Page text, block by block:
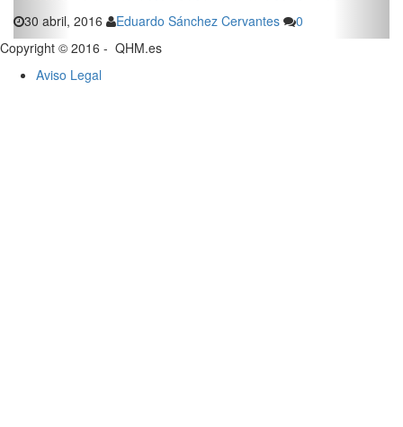
30 abril, 2016 Eduardo Sánchez Cervantes 0
Copyright © 2016 - QHM.es
Aviso Legal